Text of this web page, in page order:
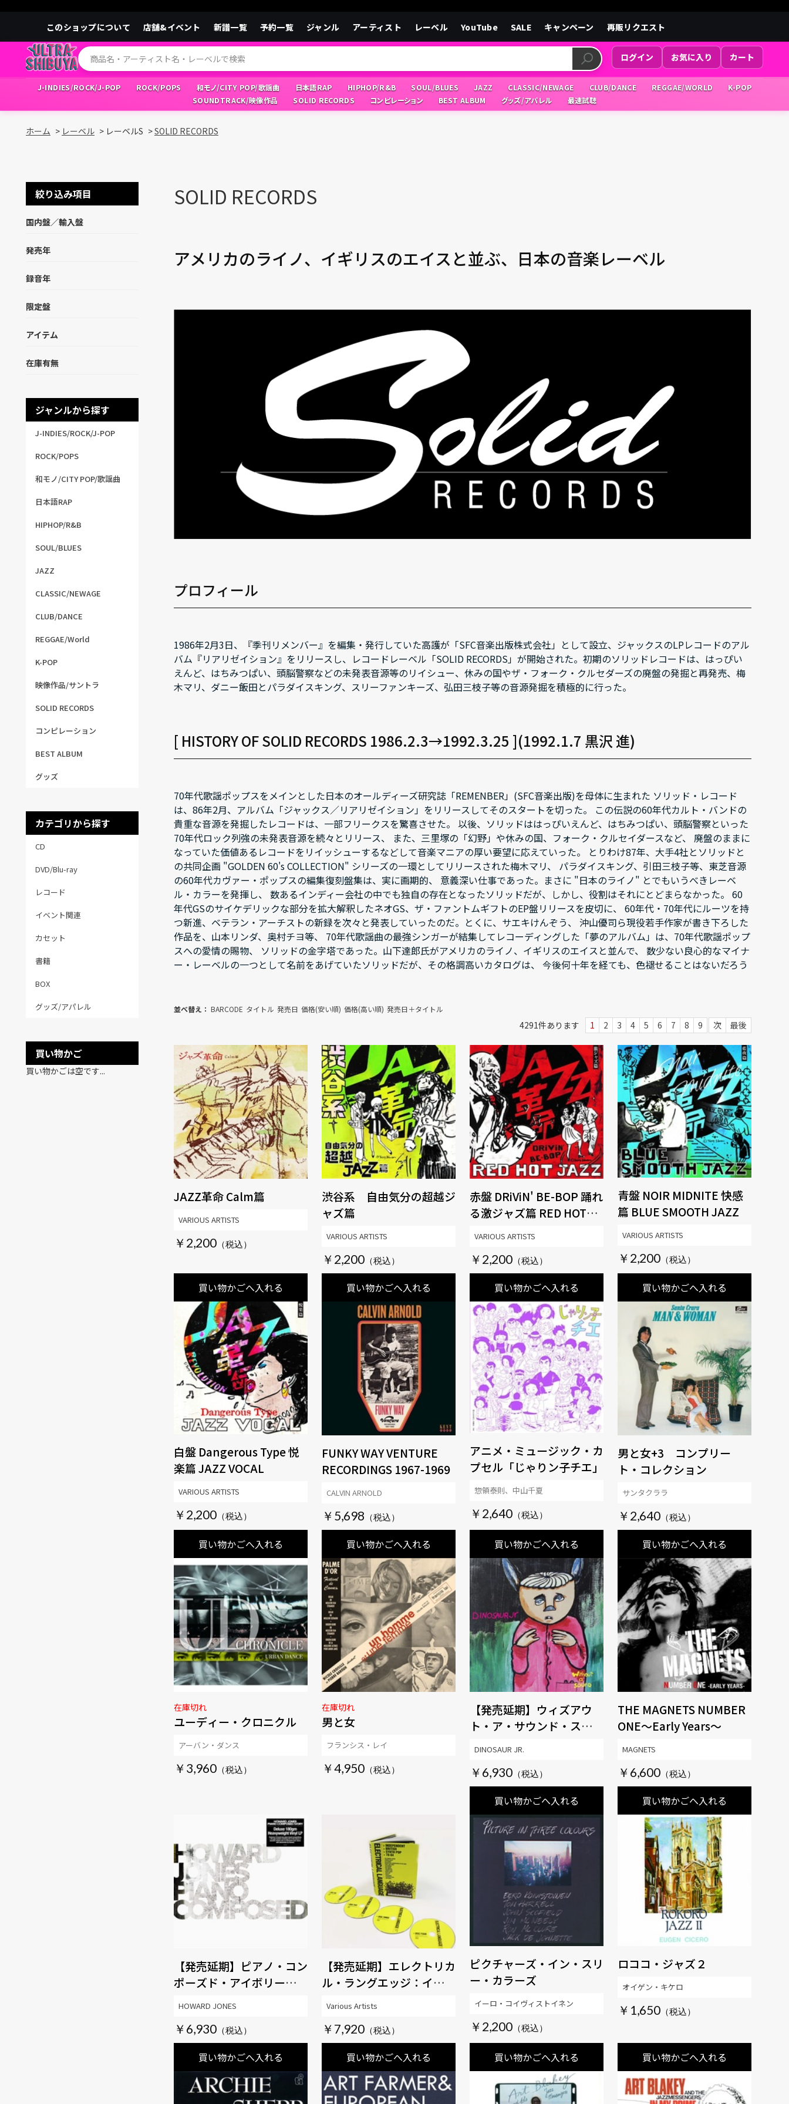
このショップについて 店舗&イベント 新譜一覧 予約一覧 ジャンル アーティスト レーベル YouTube SALE キャンペーン 再販リクエスト
ログイン お気に入り カート
J-INDIES/ROCK/J-POP ROCK/POPS 和モノ/CITY POP/歌謡曲 日本語RAP HIPHOP/R&B SOUL/BLUES JAZZ CLASSIC/NEWAGE CLUB/DANCE REGGAE/WORLD
K-POP
SOUNDTRACK/映像作品
SOLID RECORDS コンピレーション BEST ALBUM グッズ/アパレル 最速試聴
ホーム > レーベル > レーベルS >SOLID RECORDS
絞り込み項目
国内盤／輸入盤
発売年
録音年
限定盤
アイテム
在庫有無
ジャンルから探す
J-INDIES/ROCK/J-POP
ROCK/POPS
和モノ/CITY POP/歌謡曲
日本語RAP
HIPHOP/R&B
SOUL/BLUES
JAZZ
CLASSIC/NEWAGE
CLUB/DANCE
REGGAE/World
K-POP
映像作品/サントラ
SOLID RECORDS
コンピレーション
BEST ALBUM
グッズ
カテゴリから探す
CD
DVD/Blu-ray
レコード
イベント関連
カセット
書籍
BOX
グッズ/アパレル
買い物かご
買い物かごは空です...
SOLID RECORDS
アメリカのライノ、イギリスのエイスと並ぶ、日本の音楽レーベル
プロフィール
1986年2月3日、『季刊リメンバー』を編集・発行していた高護が「SFC音楽出版株式会社」として設立、ジャックスのLPレコードのアル
バム『リアリゼイション』をリリースし、レコードレーベル「SOLID RECORDS」が開始された。初期のソリッドレコードは、はっぴい
えんど、はちみつぱい、頭脳警察などの未発表音源等のリイシュー、休みの国やザ・フォーク・クルセダーズの廃盤の発掘と再発売、梅
木マリ、ダニー飯田とパラダイスキング、スリーファンキーズ、弘田三枝子等の音源発掘を積極的に行った。
[ HISTORY OF SOLID RECORDS 1986.2.3→1992.3.25 ](1992.1.7 黒沢 進)
70年代歌謡ポップスをメインとした日本のオールディーズ研究誌「REMENBER」(SFC音楽出版)を母体に生まれた ソリッド・レコード
は、86年2月、アルバム「ジャックス／リアリゼイション」をリリースしてそのスタートを切った。 この伝説の60年代カルト・バンドの
貴重な音源を発掘したレコードは、一部フリークスを驚喜させた。 以後、ソリッドははっぴいえんど、はちみつぱい、頭脳警察といった
70年代ロック列強の未発表音源を続々とリリース、 また、三里塚の「幻野」や休みの国、フォーク・クルセイダースなど、 廃盤のままに
なっていた価値あるレコードをリイッシューするなどして音楽マニアの厚い要望に応えていった。 とりわけ87年、大手4社とソリッドと
の共同企画 "GOLDEN 60's COLLECTION" シリーズの一環としてリリースされた梅木マリ、 パラダイスキング、引田三枝子等、東芝音源
の60年代カヴァー・ポップスの編集復刻盤集は、実に画期的、 意義深い仕事であった。まさに "日本のライノ" とでもいうべきレーベ
ル・カラーを発揮し、 数あるインディー会社の中でも独自の存在となったソリッドだが、しかし、役割はそれにとどまらなかった。 60
年代GSのサイケデリックな部分を拡大解釈したネオGS、ザ・ファントムギフトのEP盤リリースを皮切に、 60年代・70年代にルーツを持
つ新進、ベテラン・アーチストの新録を次々と発表していったのだ。とくに、サエキけんぞう、 沖山優司ら現役若手作家が書き下ろした
作品を、山本リンダ、奥村チヨ等、 70年代歌謡曲の最強シンガーが結集してレコーディングした「夢のアルバム」は、70年代歌謡ポップ
スへの愛情の賜物、 ソリッドの金字塔であった。山下達郎氏がアメリカのライノ、イギリスのエイスと並んで、 数少ない良心的なマイナ
ー・レーベルの一つとして名前をあげていたソリッドだが、その格調高いカタログは、 今後何十年を経ても、色褪せることはないだろう
並べ替え： BARCODE タイトル 発売日 価格(安い順) 価格(高い順) 発売日＋タイトル
4291件あります 1 2 3 4 5 6 7 8 9 次 最後
JAZZ革命 Calm篇
￥2,200
買い物かごへ入れる
VARIOUS ARTISTS
渋谷系 自由気分の超越ジ
ャズ篇
￥2,200
買い物かごへ入れる
VARIOUS ARTISTS
赤盤 DRiViN' BE-BOP 踊れ
る激ジャズ篇 RED HOT
￥2,200
買い物かごへ入れる
VARIOUS ARTISTS
青盤 NOIR MIDNITE 快感
篇 BLUE SMOOTH JAZZ
￥2,200
買い物かごへ入れる
VARIOUS ARTISTS
白盤 Dangerous Type 悦
楽篇 JAZZ VOCAL
￥2,200
買い物かごへ入れる
VARIOUS ARTISTS
FUNKY WAY VENTURE
RECORDINGS 1967-1969
￥5,698
買い物かごへ入れる
CALVIN ARNOLD
アニメ・ミュージック・カ
プセル「じゃりン子チエ」
￥2,640
買い物かごへ入れる
惣領泰則、中山千夏
男と女+3 コンプリー
ト・コレクション
￥2,640
買い物かごへ入れる
サンタクララ
ユーディー・クロニクル
在庫切れ
￥3,960
アーバン・ダンス
男と女
在庫切れ
￥4,950
フランシス・レイ
【発売延期】ウィズアウ
ト・ア・サウンド・スプラ
￥6,930
買い物かごへ入れる
DINOSAUR JR.
THE MAGNETS NUMBER
ONE～Early Years～
￥6,600
買い物かごへ入れる
MAGNETS
【発売延期】ピアノ・コン
ポーズド・アイボリー・ヴ
￥6,930
買い物かごへ入れる
HOWARD JONES
【発売延期】エレクトリカ
ル・ラングエッジ：インデ
1978-84（4CD BOX）
￥7,920
買い物かごへ入れる
Various Artists
ピクチャーズ・イン・スリ
ー・カラーズ
￥2,200
買い物かごへ入れる
イーロ・コイヴィストイネン
ロココ・ジャズ２
￥1,650
買い物かごへ入れる
オイゲン・キケロ